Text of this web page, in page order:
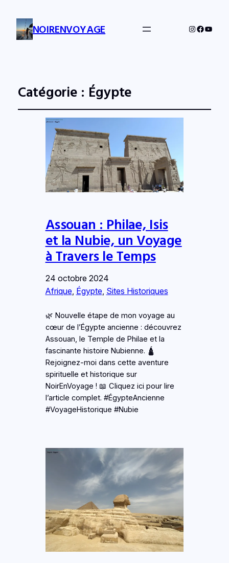
NOIRENVOYAGE Instagram
Catégorie : Égypte
Assouan : Philae, Isis
et la Nubie, un Voyage
à Travers le Temps
24 octobre 2024
Afrique, Égypte, Sites Historiques
🌿 Nouvelle étape de mon voyage au
cœur de l’Égypte ancienne : découvrez
Assouan, le Temple de Philae et la
fascinante histoire Nubienne. 🛕
Rejoignez-moi dans cette aventure
spirituelle et historique sur
NoirEnVoyage ! 📖 Cliquez ici pour lire
l’article complet. #ÉgypteAncienne
#VoyageHistorique #Nubie